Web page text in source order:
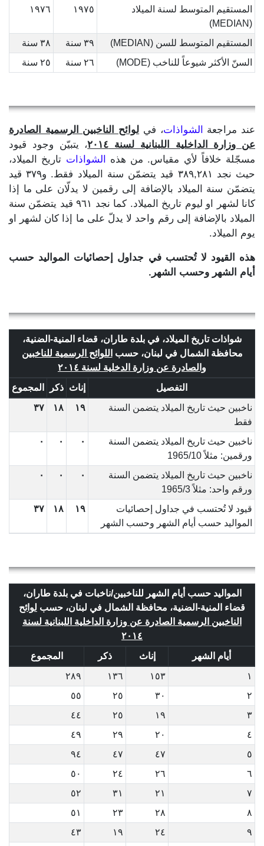
المستقيم المتوسط لسنة الميلاد
(MEDIAN)
١٩٧٥ ١٩٧٦
المستقيم المتوسط للسن (MEDIAN) ٣٩ سنة
٣٨ سنة
السنّ الأكثر شيوعاً للناخب (MODE)
٢٦ سنة ٢٥ سنة
عند مراجعة الشواذات، في لوائح الناخبين الرسمية الصادرة
عن وزارة الداخلية اللبنانية لسنة ٢٠١٤
، يتبيّن وجود قيود
مسجّلة خلافاً لأي مقياس. من هذه
الشواذات تاريخ الميلاد،
حيث نجد ٣٨٩,٢٨١ قيد يتضمّن سنة الميلاد فقط. و٣٧٩ قيد
يتضمّن سنة الميلاد بالإضافة إلى رقمين لا يدلّان على ما إذا
كانا لشهر او ليوم تاريخ الميلاد. كما نجد ٩٦١ قيد يتضمّن سنة
الميلاد بالإضافة إلى رقم واحد لا يدلّ على ما إذا كان لشهر او
يوم الميلاد.
هذه القيود لا تُحتسب في جداول إحصائيات المواليد حسب
أيام الشهر وحسب الشهر.
شواذات تاريخ الميلاد، في بلدة طاران، قضاء المنية-الضنية،
محافظة الشمال في لبنان، حسب اللوائح الرسمية للناخبين
والصادرة عن وزارة الدخلية لسنة ٢٠١٤
التفصيل
إناث ذكر
المجموع
ناخبين حيث تاريخ الميلاد يتضمن السنة
فقط
١٩ ١٨ ٣٧
ناخبين حيث تاريخ الميلاد يتضمن السنة
ورقمين: مثلاً 1965/10
٠ ٠ ٠
ناخبين حيث تاريخ الميلاد يتضمن السنة
ورقم واحد: مثلاً 1965/3
٠ ٠ ٠
قيود لا تُحتسب في جداول إحصائيات
المواليد حسب أيام الشهر وحسب الشهر
١٩ ١٨ ٣٧
المواليد حسب أيام الشهر للناخبين/ناخبات في بلدة طاران،
قضاء المنية-الضنية، محافظة الشمال في لبنان، حسب لوائح
الناخبين الرسمية الصادرة عن وزارة الداخلية اللبنانية لسنة
٢٠١٤
أيام الشهر
إناث ذكر
المجموع
١
١٥٣ ١٣٦
٢٨٩
٢
٣٠ ٢٥
٥٥
٣
١٩ ٢٥
٤٤
٤
٢٠ ٢٩
٤٩
٥
٤٧ ٤٧
٩٤
٦
٢٦ ٢٤
٥٠
٧
٢١ ٣١
٥٢
٨
٢٨ ٢٣
٥١
٩
٢٤ ١٩
٤٣